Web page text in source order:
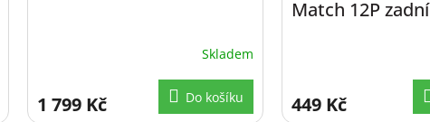
Skladem
1 799 Kč Do košíku
Match 12P zadní
449 Kč